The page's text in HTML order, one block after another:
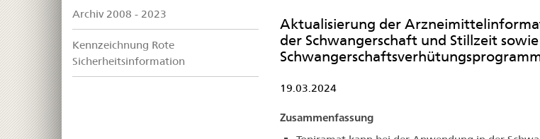
Archiv 2008 - 2023
Kennzeichnung Rote
Sicherheitsinformation
Aktualisierung der
der Schwangerschaft und Stillzeit
19.03.2024
Zusammenfassung